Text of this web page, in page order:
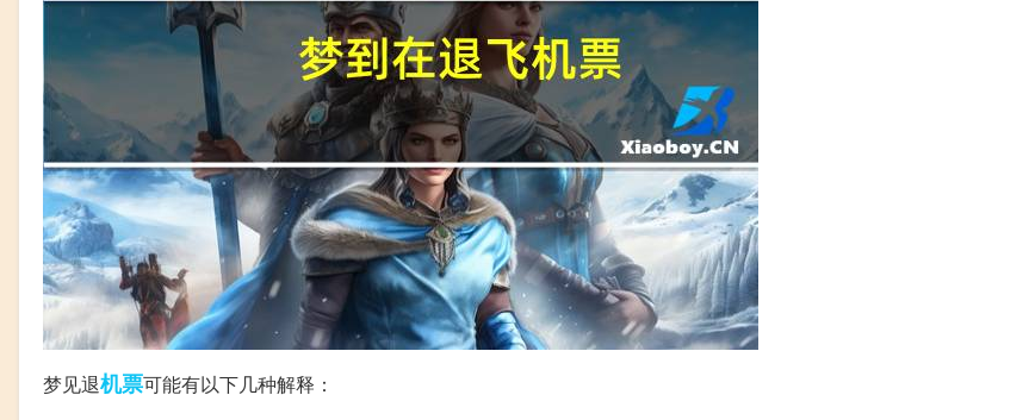
梦见退机票可能有以下几种解释：